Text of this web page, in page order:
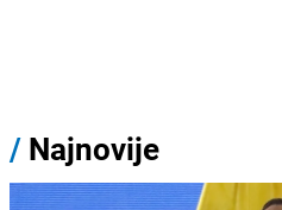
/ Najnovije